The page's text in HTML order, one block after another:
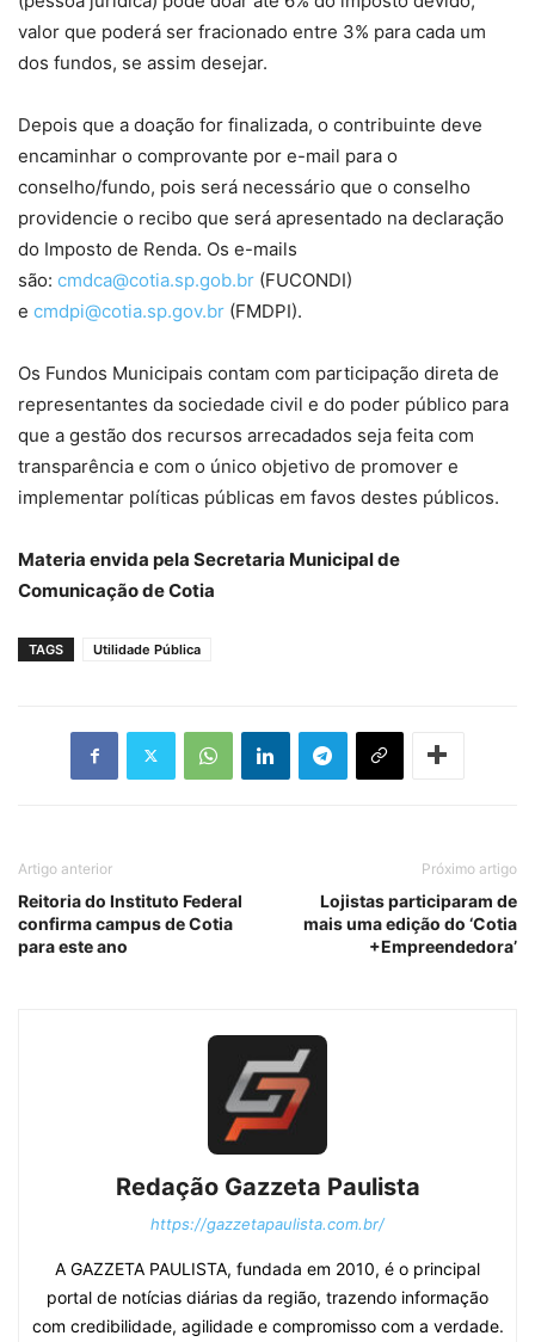
valor que poderá ser fracionado entre 3% para cada um
dos fundos, se assim desejar.
Depois que a doação for finalizada, o contribuinte deve
encaminhar o comprovante por e-mail para o
conselho/fundo, pois será necessário que o conselho
providencie o recibo que será apresentado na declaração
do Imposto de Renda. Os e-mails
são: cmdca@cotia.sp.gob.br (FUCONDI)
e cmdpi@cotia.sp.gov.br (FMDPI).
Os Fundos Municipais contam com participação direta de
representantes da sociedade civil e do poder público para
que a gestão dos recursos arrecadados seja feita com
transparência e com o único objetivo de promover e
implementar políticas públicas em favos destes públicos.
Materia envida pela Secretaria Municipal de
Comunicação de Cotia
TAGS Utilidade Pública
Artigo anterior
Reitoria do Instituto Federal
confirma campus de Cotia
para este ano
Próximo artigo
Lojistas participaram de
mais uma edição do ‘Cotia
+Empreendedora’
Redação Gazzeta Paulista
https://gazzetapaulista.com.br/
A GAZZETA PAULISTA, fundada em 2010, é o principal
portal de notícias diárias da região, trazendo informação
com credibilidade, agilidade e compromisso com a verdade.